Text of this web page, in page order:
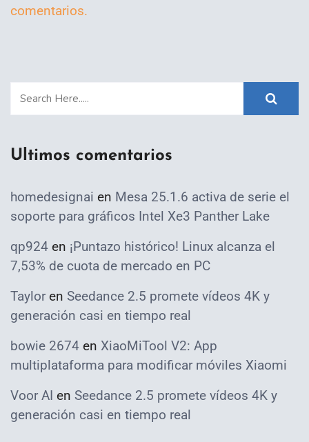
comentarios.
Ultimos comentarios
homedesignai en Mesa 25.1.6 activa de serie el
soporte para gráficos Intel Xe3 Panther Lake
qp924 en ¡Puntazo histórico! Linux alcanza el
7,53% de cuota de mercado en PC
Taylor en Seedance 2.5 promete vídeos 4K y
generación casi en tiempo real
bowie 2674 en XiaoMiTool V2: App
multiplataforma para modificar móviles Xiaomi
Voor AI en Seedance 2.5 promete vídeos 4K y
generación casi en tiempo real